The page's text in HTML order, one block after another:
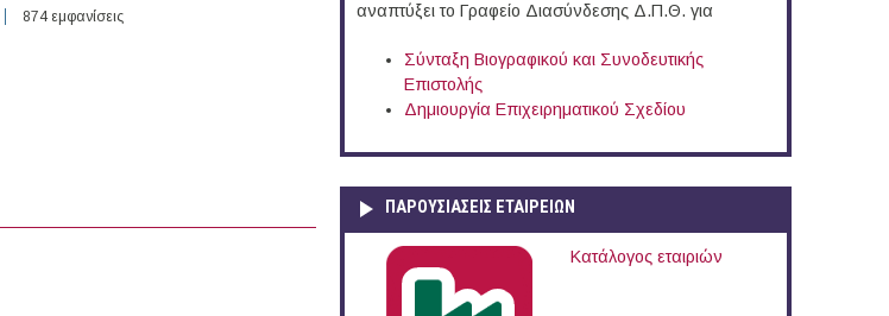
για Ένα άτομο με σύμβαση έργου στο ΤΕΙ Πελοποννήσου
874 εμφανίσεις
αναπτύξει το Γραφείο Διασύνδεσης Δ.Π.Θ. για
Σύνταξη Βιογραφικού και Συνοδευτικής
Επιστολής
Δημιουργία Επιχειρηματικού Σχεδίου
ΠΑΡΟΥΣΙΆΣΕΙΣ ΕΤΑΙΡΕΙΏΝ
Κατάλογος εταιριών